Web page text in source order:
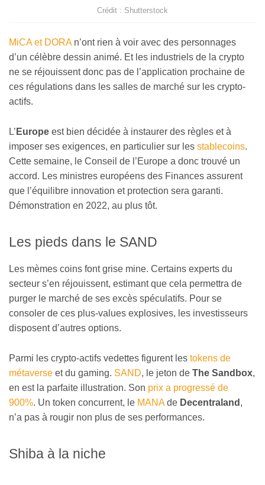
Crédit : Shutterstock
MiCA et DORAn’ont rien à voir avec des personnages
d’un célèbre dessin animé. Et les industriels de la crypto
ne se réjouissent donc pas de l’application prochaine de
ces régulations dans les salles de marché sur les crypto-
actifs.
L’ Europe est bien décidée à instaurer des règles et à
imposer ses exigences, en particulier sur les stablecoins.
Cette semaine, le Conseil de l’Europe a donc trouvé un
accord. Les ministres européens des Finances assurent
que l’équilibre innovation et protection sera garanti.
Démonstration en 2022, au plus tôt.
Les pieds dans le SAND
Les mèmes coins font grise mine. Certains experts du
secteur s’en réjouissent, estimant que cela permettra de
purger le marché de ses excès spéculatifs. Pour se
consoler de ces plus-values explosives, les investisseurs
disposent d’autres options.
Parmi les crypto-actifs vedettes figurent les tokens de
métaverse et du gaming. SAND, le jeton de The Sandbox,
en est la parfaite illustration. Son prix a progressé de
900%. Un token concurrent, le MANAde Decentraland ,
n’a pas à rougir non plus de ses performances.
Shiba à la niche